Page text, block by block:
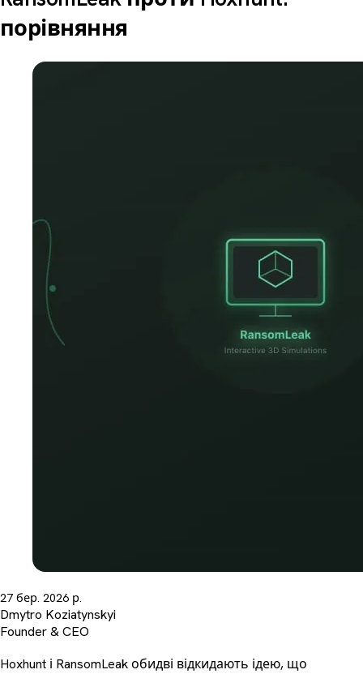
порівняння
27 бер. 2026 р.
Dmytro Koziatynskyi
Founder & CEO
Hoxhunt і RansomLeak обидві відкидають ідею, що